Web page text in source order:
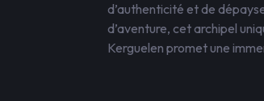
d’authenticité et de
d’aventure, cet archipel
Kerguelen promet une